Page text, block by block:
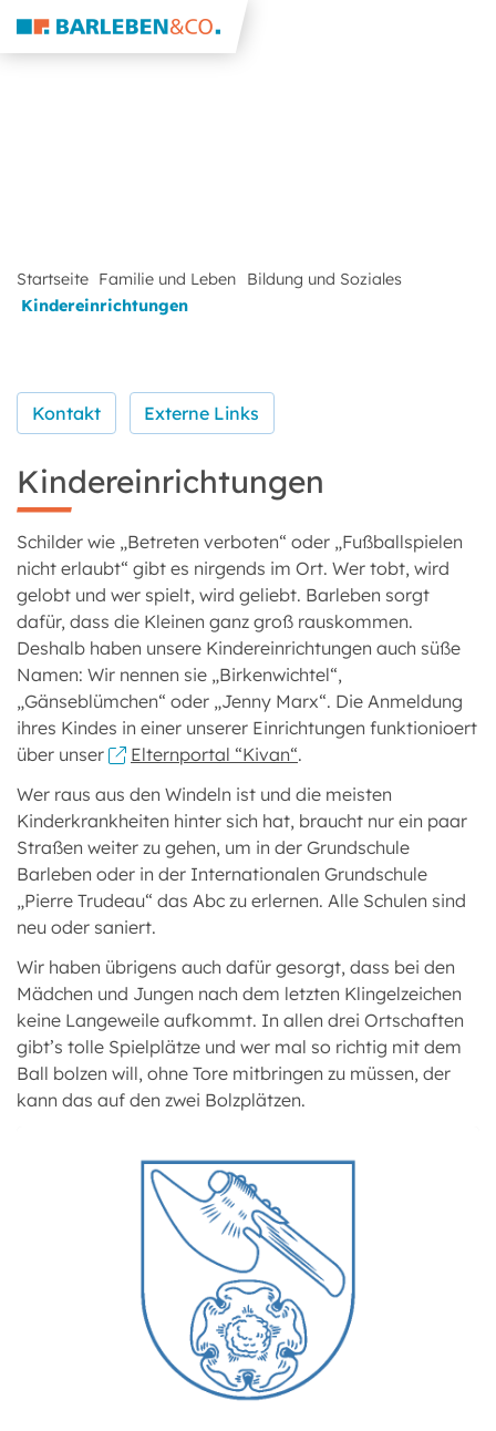
Startseite Familie und Leben
Bildung und Soziales
Kindereinrichtungen
Kontakt Externe Links
Kindereinrichtungen
Schilder wie „Betreten verboten“ oder „Fußballspielen
nicht erlaubt“ gibt es nirgends im Ort. Wer tobt, wird
gelobt und wer spielt, wird geliebt. Barleben sorgt
dafür, dass die Kleinen ganz groß rauskommen.
Deshalb haben unsere Kindereinrichtungen auch süße
Namen: Wir nennen sie „Birkenwichtel“,
„Gänseblümchen“ oder „Jenny Marx“. Die Anmeldung
ihres Kindes in einer unserer Einrichtungen funktionioert
über unser
Elternportal “Kivan“.
Wer raus aus den Windeln ist und die meisten
Kinderkrankheiten hinter sich hat, braucht nur ein paar
Straßen weiter zu gehen, um in der Grundschule
Barleben oder in der Internationalen Grundschule
„Pierre Trudeau“ das Abc zu erlernen. Alle Schulen sind
neu oder saniert.
Wir haben übrigens auch dafür gesorgt, dass bei den
Mädchen und Jungen nach dem letzten Klingelzeichen
keine Langeweile aufkommt. In allen drei Ortschaften
gibt’s tolle Spielplätze und wer mal so richtig mit dem
Ball bolzen will, ohne Tore mitbringen zu müssen, der
kann das auf den zwei Bolzplätzen.